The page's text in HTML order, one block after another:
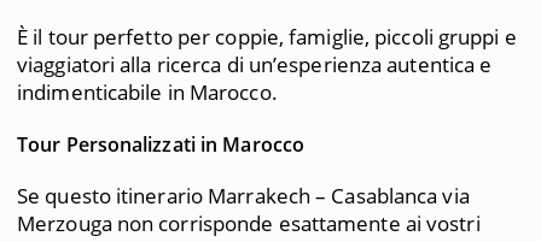
È il tour perfetto per coppie, famiglie, piccoli gruppi e
viaggiatori alla ricerca di un’esperienza autentica e
indimenticabile in Marocco.
Tour Personalizzati in Marocco
Se questo itinerario Marrakech – Casablanca via
Merzouga non corrisponde esattamente ai vostri